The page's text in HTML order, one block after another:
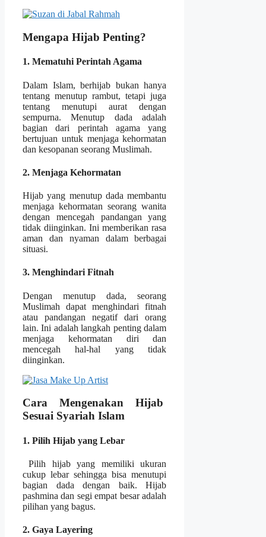
Mengapa Hijab Penting?
1. Mematuhi Perintah Agama
Dalam Islam, berhijab bukan hanya
tentang menutup rambut, tetapi juga
tentang menutupi aurat dengan
sempurna. Menutup dada adalah
bagian dari perintah agama yang
bertujuan untuk menjaga kehormatan
dan kesopanan seorang Muslimah.
2. Menjaga Kehormatan
Hijab yang menutup dada membantu
menjaga kehormatan seorang wanita
dengan mencegah pandangan yang
tidak diinginkan. Ini memberikan rasa
aman dan nyaman dalam berbagai
situasi.
3. Menghindari Fitnah
Dengan menutup dada, seorang
Muslimah dapat menghindari fitnah
atau pandangan negatif dari orang
lain. Ini adalah langkah penting dalam
menjaga kehormatan diri dan
mencegah hal-hal yang tidak
diinginkan.
Cara Mengenakan Hijab
Sesuai Syariah Islam
1. Pilih Hijab yang Lebar
Pilih hijab yang memiliki ukuran
cukup lebar sehingga bisa menutupi
bagian dada dengan baik. Hijab
pashmina dan segi empat besar adalah
pilihan yang bagus.
2. Gaya Layering